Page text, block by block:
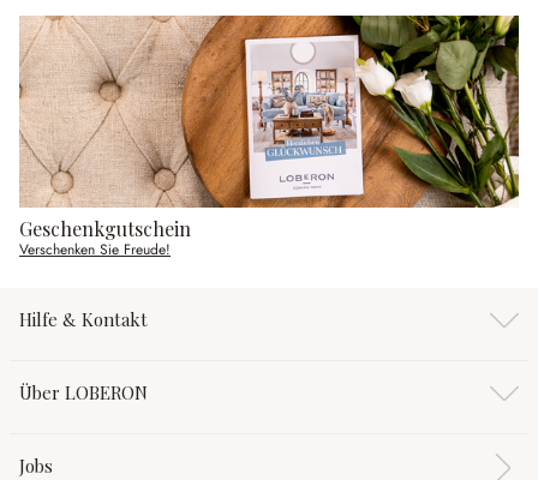
Geschenkgutschein
Verschenken Sie Freude!
Hilfe & Kontakt
Über LOBERON
Jobs